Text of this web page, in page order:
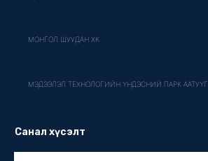
МОНГОЛ ШУУДАН ХК
МЭДЭЭЛЭЛ ТЕХНОЛОГИЙН ҮНДЭСНИЙ ПАРК ААТУҮГ
Санал хүсэлт